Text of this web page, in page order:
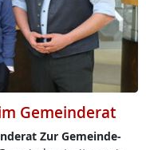
Gemeinderat
Zur Ge­mein­de­